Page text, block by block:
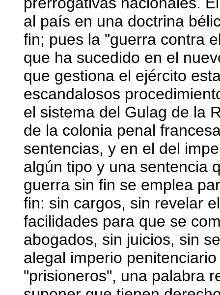
al país en una doctrina
fin; pues la "guerra contra
que ha sucedido en el
que gestiona el ejército
escandalosos
el sistema del Gulag de la
de la colonia penal
sentencias, y en el del
algún tipo y una sentencia
guerra sin fin se emplea
fin: sin cargos, sin revelar
facilidades para que se
abogados, sin juicios, sin
alegal imperio
"prisioneros", una palabra